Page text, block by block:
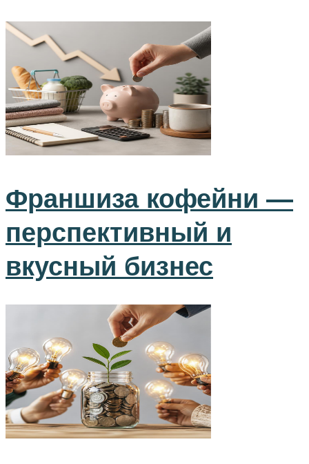
Франшиза кофейни —
перспективный и
вкусный бизнес